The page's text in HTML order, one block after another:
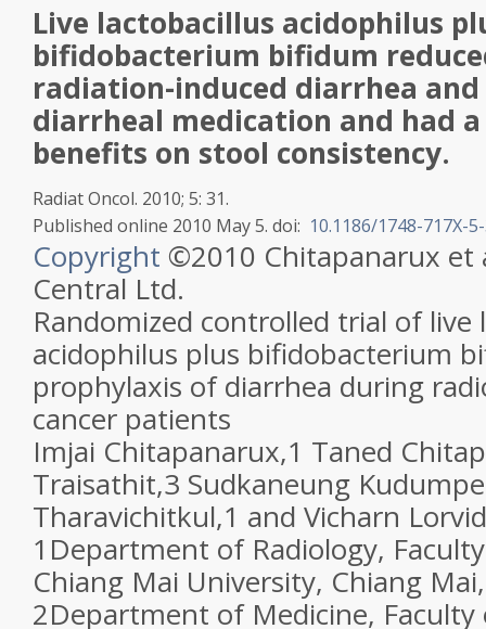
Live lactobacillus acidophilus
bifidobacterium bifidum
radiation-induced diarrhea
diarrheal medication and had
benefits on stool consistency.
Radiat Oncol. 2010; 5: 31.
Published online 2010 May 5. doi: 10.1186/1748-717X-
Copyright ©2010 Chitapanarux et
Central Ltd.
Randomized controlled trial of live
acidophilus plus bifidobacterium
prophylaxis of diarrhea during
cancer patients
Imjai Chitapanarux,1 Taned
Traisathit,3 Sudkaneung
Tharavichitkul,1 and Vicharn
1 Department of Radiology,
Chiang Mai University, Chiang
2Department of Medicine, Faculty